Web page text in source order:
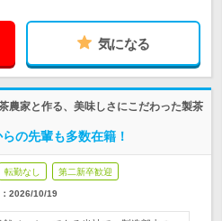
気になる
農家と作る、美味しさにこだわった製茶
の先輩も多数在籍！
転勤なし 第二新卒歓迎
2026/10/19